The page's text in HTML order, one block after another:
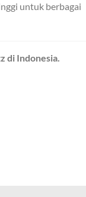
untuk berbagai
di Indonesia.